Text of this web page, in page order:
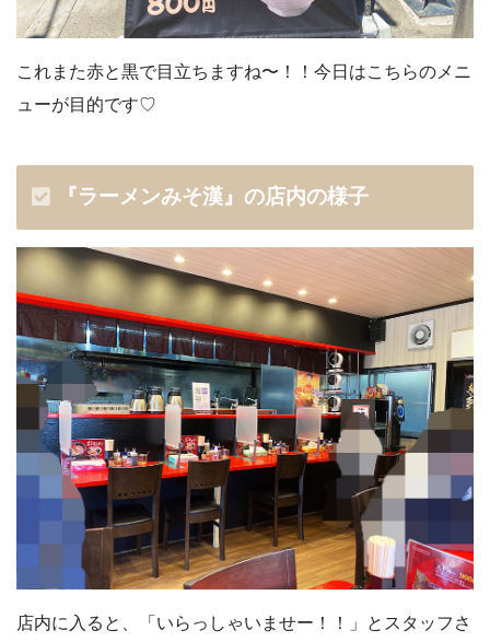
これまた赤と黒で目立ちますね〜！！今日はこちらのメニ
ューが目的です♡
『ラーメンみそ漢』の店内の様子
店内に入ると、「いらっしゃいませー！！」とスタッフさ